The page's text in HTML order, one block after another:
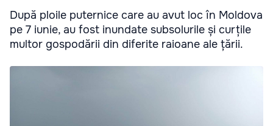
După ploile puternice care au avut loc în Moldova
pe 7 iunie, au fost inundate subsolurile și curțile
multor gospodării din diferite raioane ale țării.